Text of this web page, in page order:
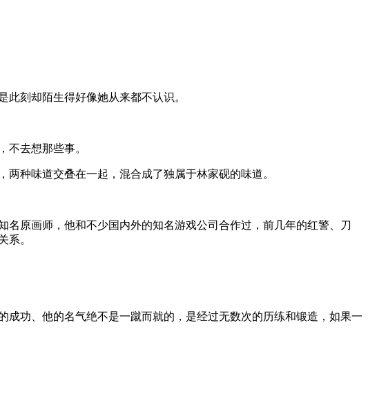
刻却陌生得好像她从来都不认识。
不去想那些事。
种味道交叠在一起，混合成了独属于林家砚的味道。
原画师，他和不少国内外的知名游戏公司合作过，前几年的红警、刀
系。
功、他的名气绝不是一蹴而就的，是经过无数次的历练和锻造，如果一